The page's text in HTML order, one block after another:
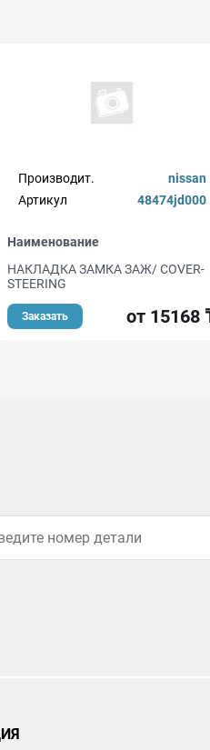
Производит.
nissan
Артикул
48474jd000
Наименование
НАКЛАДКА ЗАМКА ЗАЖ/ COVER-
STEERING
Заказать от 15168